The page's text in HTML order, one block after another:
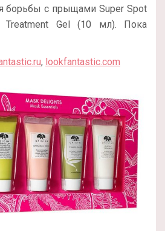
борьбы с прыщами Super Spot
Treatment Gel (10 мл). Пока
, lookfantastic.com